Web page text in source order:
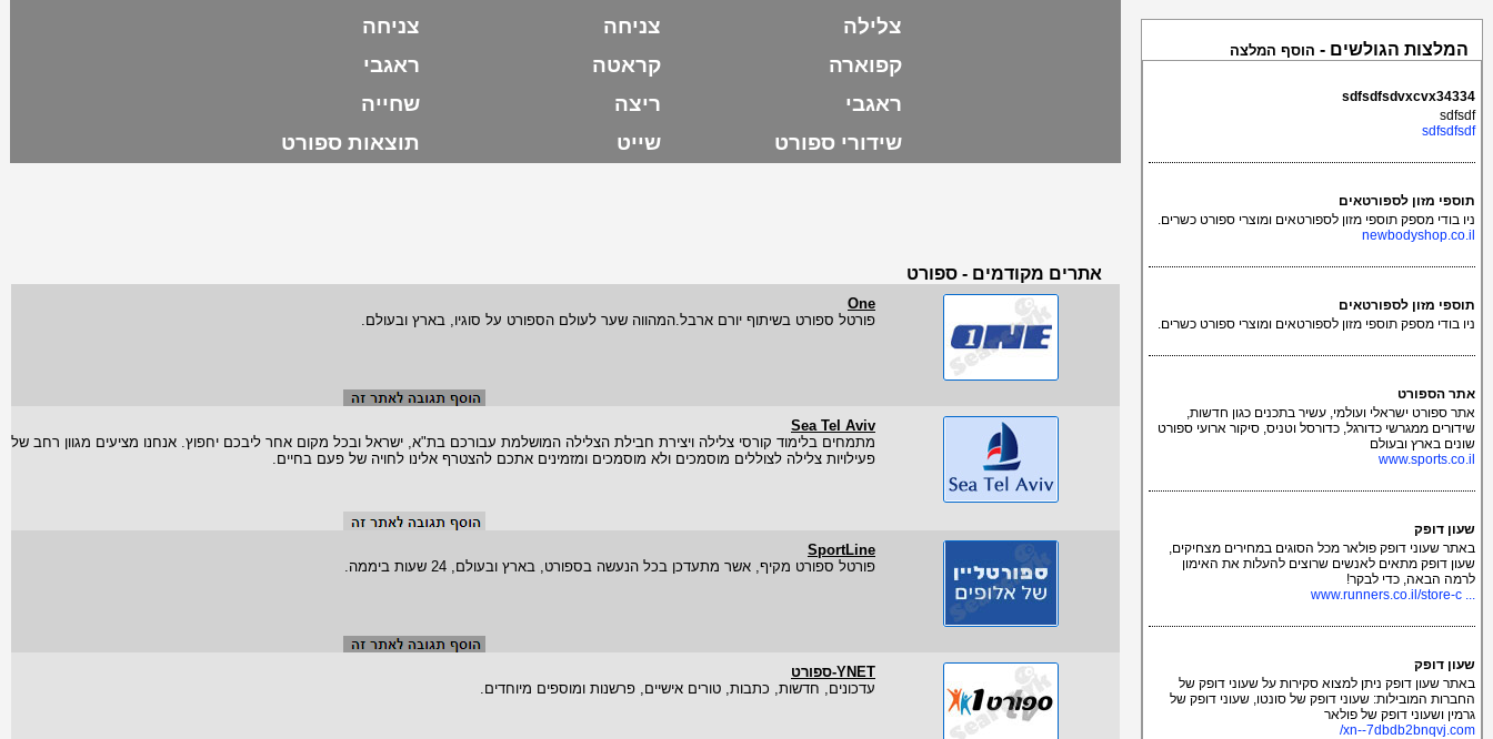
צלילה
צניחה
צניחה
קפוארה
קראטה
ראגבי
ראגבי
ריצה
שחייה
שידורי ספורט
שייט תוצאות ספורט
אתרים מקודמים - ספורט
One
פורטל ספורט בשיתוף יורם ארבל.המהווה שער לעולם הספורט על סוגיו, בארץ ובעולם.
Sea Tel Aviv
מתמחים בלימוד קורסי צלילה ויצירת חבילת הצלילה המושלמת עבורכם בת"א, ישראל ובכל מקום אחר ליבכם יחפוץ. אנחנו מציעים מגוון רחב של
פעילויות צלילה לצוללים מוסמכים ולא מוסמכים ומזמינים אתכם להצטרף אלינו לחויה של פעם בחיים.
SportLine
פורטל ספורט מקיף, אשר מתעדכן בכל הנעשה בספורט, בארץ ובעולם, 24 שעות ביממה.
YNET-ספורט
עדכונים, חדשות, כתבות, טורים אישיים, פרשנות ומוספים מיוחדים.
המלצות הגולשים - הוסף המלצה
sdfsdfsdvxcvx34334
sdfsdf
sdfsdfsdf
תוספי מזון לספורטאים
ניו בודי מספק תוספי מזון לספורטאים ומוצרי ספורט כשרים.
newbodyshop.co.il
תוספי מזון לספורטאים
ניו בודי מספק תוספי מזון לספורטאים ומוצרי ספורט כשרים.
אתר הספורט
אתר ספורט ישראלי ועולמי, עשיר בתכנים כגון חדשות,
שידורים ממגרשי כדורגל, כדורסל וטניס, סיקור ארועי ספורט
שונים בארץ ובעולם
www.sports.co.il
שעון דופק
באתר שעוני דופק פולאר מכל הסוגים במחירים מצחיקים,
שעון דופק מתאים לאנשים שרוצים להעלות את האימון
לרמה הבאה, כדי לבקר!
... www.runners.co.il/store-c
שעון דופק
באתר שעון דופק ניתן למצוא סקירות על שעוני דופק של
החברות המובילות: שעוני דופק של סונטו, שעוני דופק של
גרמין ושעוני דופק של פולאר
xn--7dbdb2bnqvj.com/